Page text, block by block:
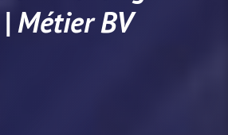
Métier BV